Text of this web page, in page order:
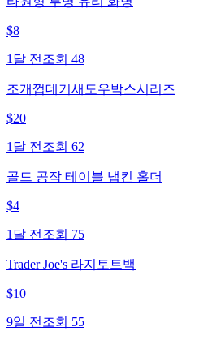
$8
1달 전 조회 48
조개껍데기새도우박스시리즈
$20
1달 전 조회 62
골드 공작 테이블 냅킨 홀더
$4
1달 전 조회 75
Trader Joe's 라지토트백
$10
9일 전 조회 55